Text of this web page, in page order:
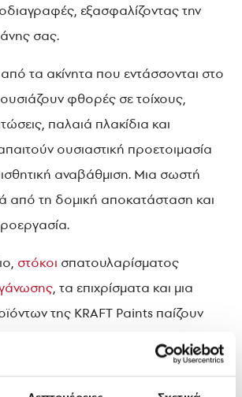
εξασφαλίζοντας την
σας.
τα ακίνητα που εντάσσονται στο
φθορές σε τοίχους,
παλαιά πλακίδια και
ουσιαστική προετοιμασία
αναβάθμιση. Μια σωστή
από τη δομική αποκατάσταση και
στόκοι σπατουλαρίσματος
, τα επιχρίσματα και μια
της KRAFT Paints παίζουν
στον χρόνο και προστασία από